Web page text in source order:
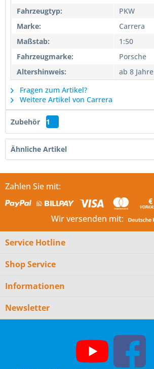
Fahrzeugtyp:
PKW
Marke:
Carrera
Maßstab:
1:50
Fahrzeugmarke:
Porsche
Altershinweis:
ab 8 Jahre
Fragen zum Artikel?
Weitere Artikel von Carrera
Zubehör 1
Ähnliche Artikel
Zahlen Sie mit:
Wir versenden mit:
Service Hotline
Shop Service
Informationen
Newsletter